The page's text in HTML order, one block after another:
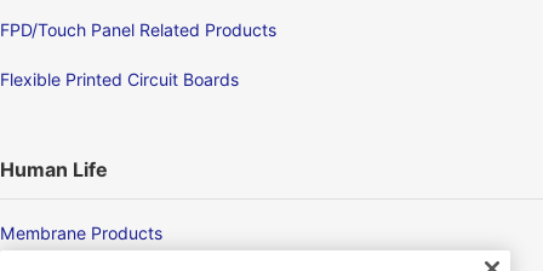
FPD/Touch Panel Related Products
Flexible Printed Circuit Boards
Human Life
Membrane Products